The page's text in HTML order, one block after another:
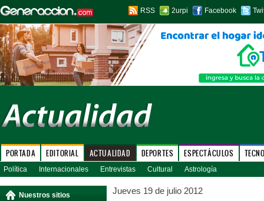
RSS 2urpi Facebook
PORTADA EDITORIAL ACTUALIDAD DEPORTES ESPECTÁCULOS
Política Internacionales Entrevistas Cultural Astrología
Nuestros sitios Jueves 19 de julio 2012